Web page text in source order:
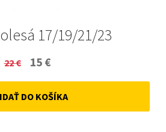
17/19/21/23
22€
Original
price
was:
15 €
price
is:
DO KOŠÍKA